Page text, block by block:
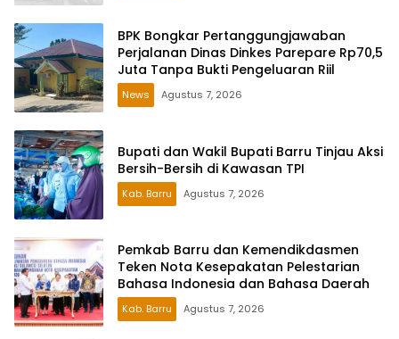
BPK Bongkar Pertanggungjawaban
Perjalanan Dinas Dinkes Parepare Rp70,5
Juta Tanpa Bukti Pengeluaran Riil
News Agustus 7, 2026
Bupati dan Wakil Bupati Barru Tinjau Aksi
Bersih-Bersih di Kawasan TPI
Kab. Barru Agustus 7, 2026
Pemkab Barru dan Kemendikdasmen
Teken Nota Kesepakatan Pelestarian
Bahasa Indonesia dan Bahasa Daerah
Kab. Barru Agustus 7, 2026